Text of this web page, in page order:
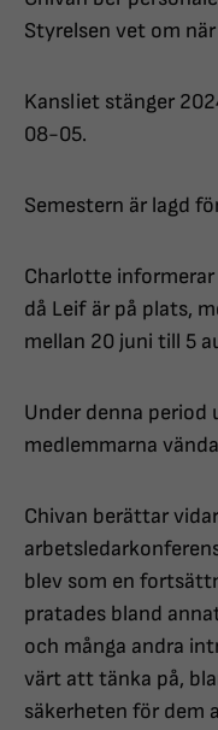
Styrelsen vet om
Kansliet stänger
08-05.
Semestern är lagd
Charlotte
då Leif är på plats,
mellan 20 juni till 5
Under denna period
medlemmarna
Chivan berättar
blev som en
pratades bland
och många andra
värt att tänka på,
säkerheten för dem